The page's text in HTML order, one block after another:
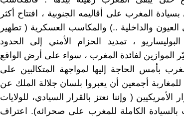
المغرب على أقاليمه الجنوبية ، افتتاح أكثر
العيون والداخلية ..) والمكاسب العسكرية ( تطهير
، تمديد الحزام الأمني إلى الحدود
الموازين لفائدة المغرب ، سواء على أرض الواقع
بأمس الحاجة إليها لمواجهة المتكالبين على
أجمعين أن يعبروا بلسان جلالة الملك عن
الأمريكيين ( وإننا نعتز بالقرار السيادي، للولايات
بالسيادة الكاملة للمغرب على صحرائه). اعتراف